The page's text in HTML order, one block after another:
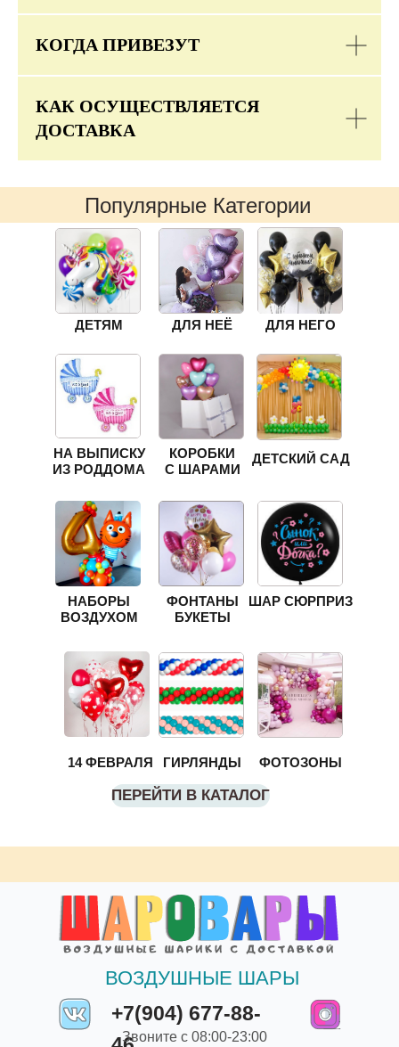
КОГДА ПРИВЕЗУТ
КАК ОСУЩЕСТВЛЯЕТСЯ
ДОСТАВКА
Популярные Категории
ФОНТАНЫ
БУКЕТЫ
ДЛЯ НЕЁ ДЛЯ НЕГО
ДЕТЯМ
НА ВЫПИСКУ
ИЗ РОДДОМА
ШАР СЮРПРИЗ
ГИРЛЯНДЫ
ПЕРЕЙТИ В КАТАЛОГ
ФОТОЗОНЫ
КОРОБКИ
С ШАРАМИ
14 ФЕВРАЛЯ
НАБОРЫ
ВОЗДУХОМ
ДЕТСКИЙ САД
+7(904) 677-88-
ВОЗДУШНЫЕ ШАРЫ
Звоните с 08:00-23:00